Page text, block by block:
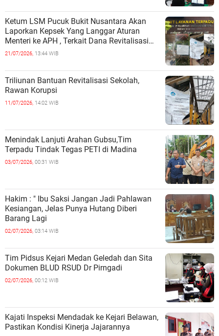
Ketum LSM Pucuk Bukit Nusantara Akan
Laporkan Kepsek Yang Langgar Aturan
Menteri ke APH , Terkait Dana Revitalisasi
Sekolah
21/07/2026, 13:44 WIB
Triliunan Bantuan Revitalisasi Sekolah,
Rawan Korupsi
11/07/2026, 14:02 WIB
Menindak Lanjuti Arahan Gubsu,Tim
Terpadu Tindak Tegas PETI di Madina
03/07/2026, 00:31 WIB
Hakim : " Ibu Saksi Jangan Jadi Pahlawan
Kesiangan, Jelas Punya Hutang Diberi
Barang Lagi
02/07/2026, 03:14 WIB
Tim Pidsus Kejari Medan Geledah dan Sita
Dokumen BLUD RSUD Dr Pirngadi
02/07/2026, 00:12 WIB
Kajati Inspeksi Mendadak ke Kejari Belawan,
Pastikan Kondisi Kinerja Jajarannya